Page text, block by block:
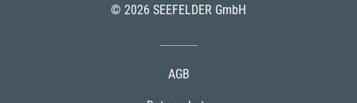
© 2026 SEEFELDER GmbH
AGB